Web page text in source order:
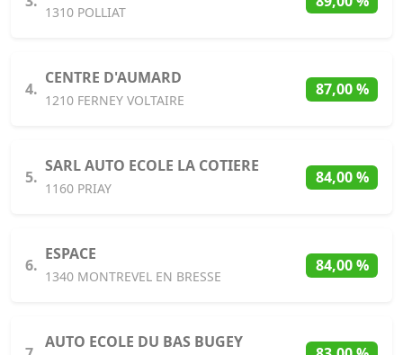
1310 POLLIAT
4.
CENTRE D'AUMARD
1210 FERNEY VOLTAIRE
87,00 %
5.
SARL AUTO ECOLE LA COTIERE
1160 PRIAY
84,00 %
6.
ESPACE
1340 MONTREVEL EN BRESSE
84,00 %
AUTO ECOLE DU BAS BUGEY